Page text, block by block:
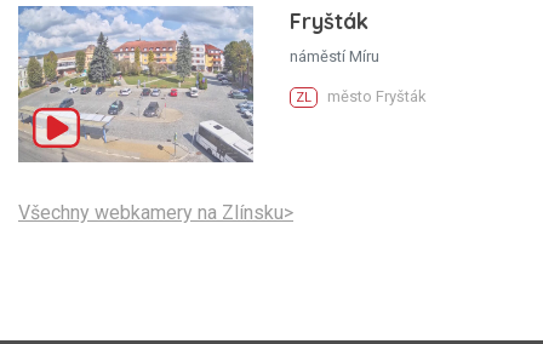
Fryšták
náměstí Míru
ZL město Fryšták
Všechny webkamery na Zlínsku>